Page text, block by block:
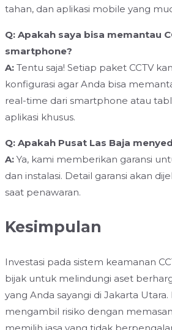
tahan, dan aplikasi mobile yang
Q: Apakah saya bisa memantau
smartphone?
A: Tentu saja! Setiap paket CCTV
konfigurasi agar Anda bisa
real-time dari smartphone atau
aplikasi khusus.
Q: Apakah Pusat Las Baja
A: Ya, kami memberikan garansi
dan instalasi. Detail garansi akan
saat penawaran.
Kesimpulan
Investasi pada sistem keamanan
bijak untuk melindungi aset
yang Anda sayangi di Jakarta Utara.
mengambil risiko dengan